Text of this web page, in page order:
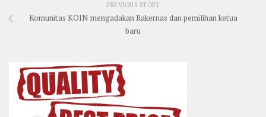
PREVIOUS STORY
Komunitas KOIN mengadakan Rakernas dan pemilihan ketua
baru